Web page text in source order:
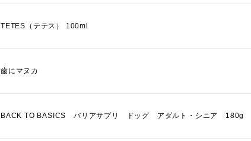
TETES（テテス） 100ml
歯にマヌカ
BACK TO BASICS バリアサプリ ドッグ アダルト・シニア 180g